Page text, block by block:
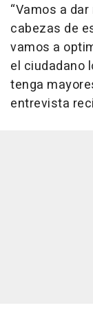
“Vamos a
cabezas de
vamos a
el ciudadano
tenga
entrevista